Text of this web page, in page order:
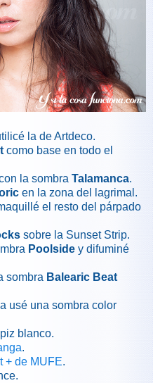
la de Artdeco.
como base en todo el
la sombra Talamanca.
en la zona del lagrimal.
el resto del párpado
sobre la Sunset Strip.
Poolside y difuminé
sombra Balearic Beat
usé una sombra color
blanco.
.
+ de MUFE.